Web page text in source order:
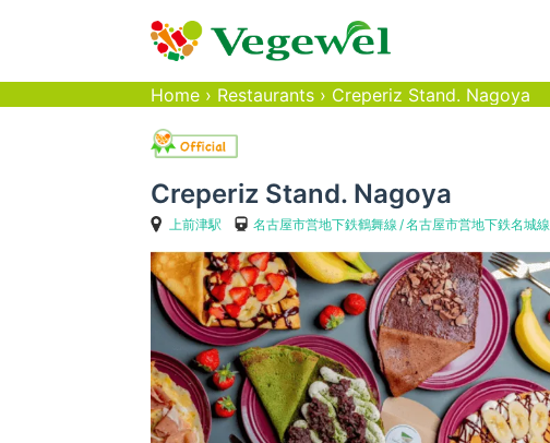
Home › Restaurants › Creperiz Stand. Nagoya
Creperiz Stand. Nagoya
上前津駅 名古屋市営地下鉄鶴舞線 名古屋市営地下鉄名城線